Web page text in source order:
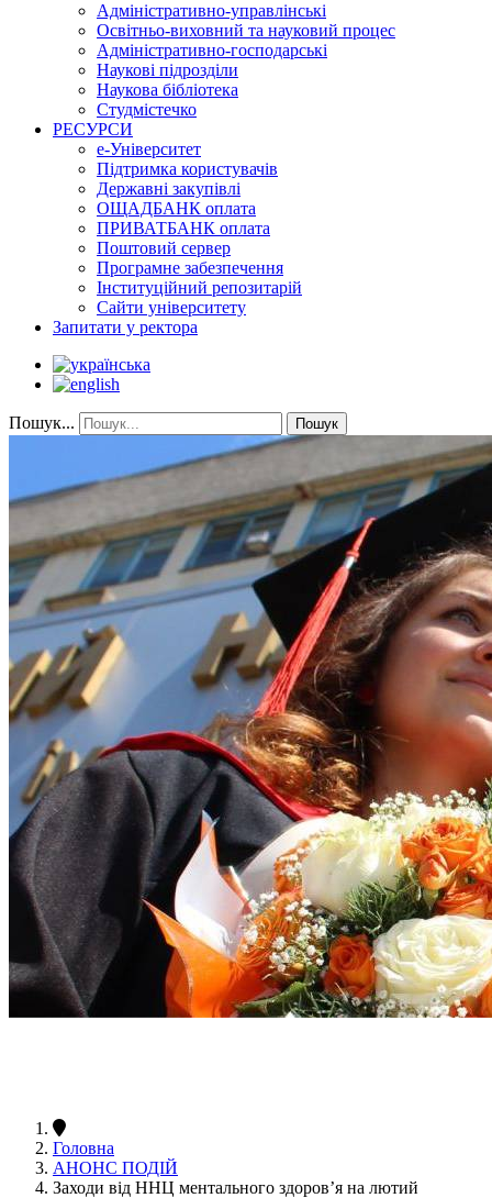
Адміністративно-управлінські
Освітньо-виховний та науковий процес
Адміністративно-господарські
Наукові підрозділи
Наукова бібліотека
Студмістечко
РЕСУРСИ
е-Університет
Підтримка користувачів
Державні закупівлі
ОЩАДБАНК оплата
ПРИВАТБАНК оплата
Поштовий сервер
Програмне забезпечення
Інституційний репозитарій
Сайти університету
Запитати у ректора
Пошук... Пошук
Головна
АНОНС ПОДІЙ
Заходи від ННЦ ментального здоров’я на лютий